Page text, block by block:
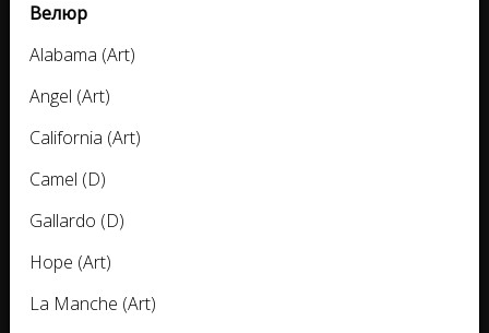
Велюр
Alabama (Art)
Angel (Art)
California (Art)
Camel (D)
Gallardo (D)
Hope (Art)
La Manche (Art)